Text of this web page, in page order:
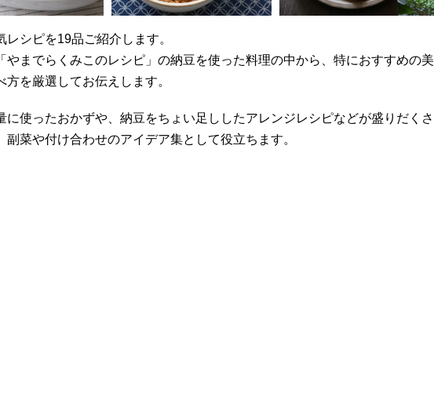
レシピを19品ご紹介します。
やまでらくみこのレシピ」の納豆を使った料理の中から、特におすすめの美
方を厳選してお伝えします。
に使ったおかずや、納豆をちょい足ししたアレンジレシピなどが盛りだくさ
副菜や付け合わせのアイデア集として役立ちます。